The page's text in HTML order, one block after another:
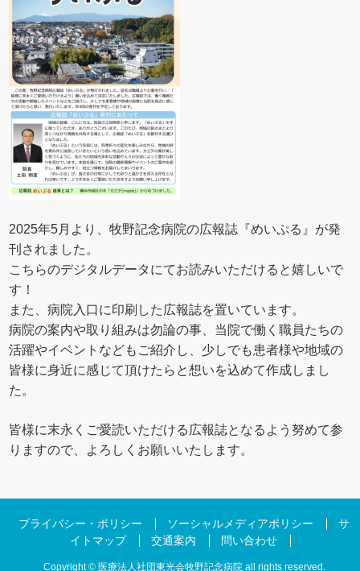
2025年5月より、牧野記念病院の広報誌『めいぷる』が発
刊されました。
こちらのデジタルデータにてお読みいただけると嬉しいで
す！
また、病院入口に印刷した広報誌を置いています。
病院の案内や取り組みは勿論の事、当院で働く職員たちの
活躍やイベントなどもご紹介し、少しでも患者様や地域の
皆様に身近に感じて頂けたらと想いを込めて作成しまし
た。
皆様に末永くご愛読いただける広報誌となるよう努めて参
りますので、よろしくお願いいたします。
プライバシー・ポリシー ソーシャルメディアポリシー
サ
イトマップ
交通案内 問い合わせ
Copyright © 医療法人社団東光会牧野記念病院 all rights reserved.